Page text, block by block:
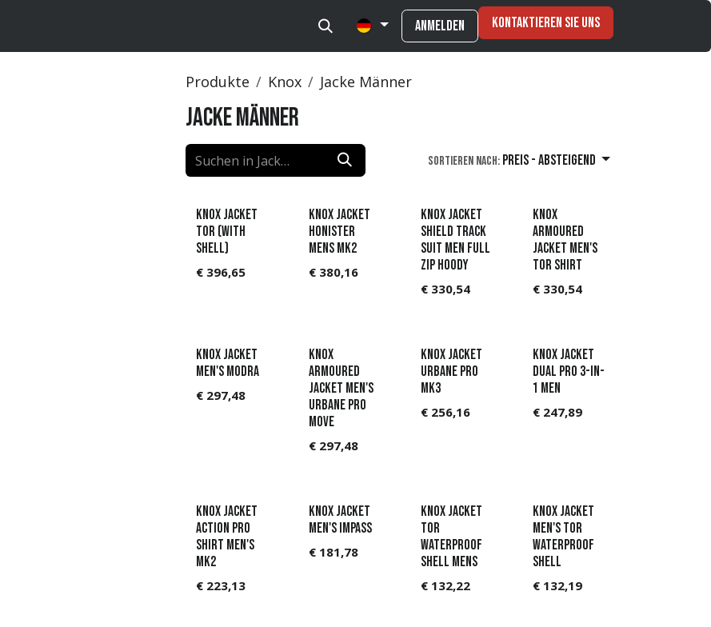
Anmelden Kontaktieren Sie uns
Produkte Knox Jacke Männer
Jacke Männer
Sortieren nach: Preis - Absteigend
KNOX Jacket
Tor (with
shell)
€ 396,65
Knox Jacket
Honister
Mens MK2
€ 380,16
KNOX Jacket
Shield track
suit Men full
zip hoody
€ 330,54
Knox
Armoured
jacket Men's
Tor Shirt
€ 330,54
Available Q4
Knox Jacket
Men's Modra
€ 297,48
Knox
Armoured
jacket Men's
Urbane Pro
Move
€ 297,48
KNOX Jacket
Urbane Pro
MK3
€ 256,16
KNOX Jacket
Dual Pro 3-in-
1 Men
€ 247,89
Knox Jacket
Action Pro
Shirt Men's
MK2
€ 223,13
Knox Jacket
Men's Impass
€ 181,78
Knox Jacket
Tor
Waterproof
Shell Mens
€ 132,22
Knox Jacket
Men's Tor
Waterproof
Shell
€ 132,19